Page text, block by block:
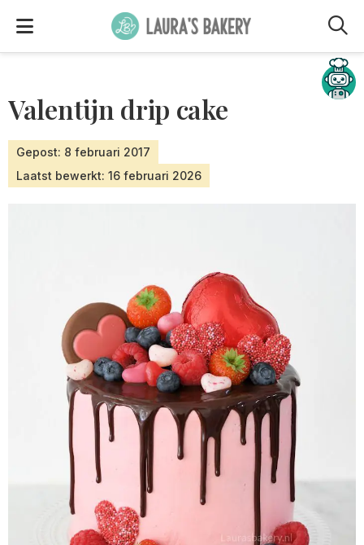
Valentijn drip cake
Gepost: 8 februari 2017
Laatst bewerkt: 16 februari 2026